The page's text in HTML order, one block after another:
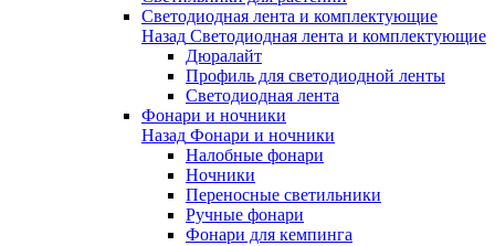
Светодиодная лента и комплектующие
Назад Светодиодная лента и комплектующие
Дюралайт
Профиль для светодиодной ленты
Светодиодная лента
Фонари и ночники
Назад Фонари и ночники
Налобные фонари
Ночники
Переносные светильники
Ручные фонари
Фонари для кемпинга